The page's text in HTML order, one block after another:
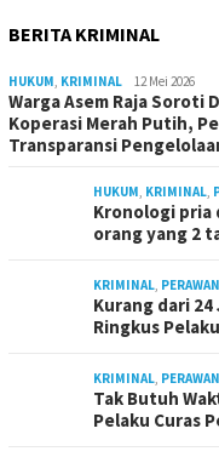
BERITA KRIMINAL
HUKUM, KRIMINAL 12 Mei 2026
Warga Asem Raja Soroti
Koperasi Merah Putih,
Transparansi
HUKUM, KRIMINAL,
Kronologi pria
orang yang 2
KRIMINAL,
Kurang dari 24
Ringkus
KRIMINAL,
Tak Butuh
Pelaku Curas